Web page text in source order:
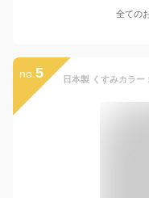
全ての
no. 5